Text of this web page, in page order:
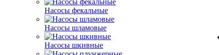
Насосы фекальные
Насосы шламовые
Насосы шкивные